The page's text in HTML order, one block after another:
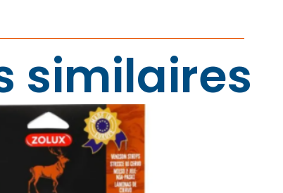
similaires